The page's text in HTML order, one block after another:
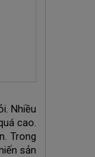
Nhiều
cao.
Trong
sản